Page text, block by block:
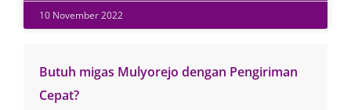
10 November 2022
Butuh migas Mulyorejo dengan Pengiriman
Cepat?